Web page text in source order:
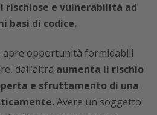
e vulnerabilità ad
basi di codice.
apre opportunità formidabili
dall’altra aumenta il rischio
e sfruttamento di una
Avere un soggetto